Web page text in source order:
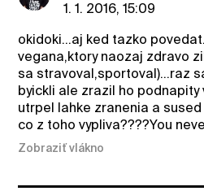
1. 1. 2016, 15:09
okidoki...aj ked tazko
vegana,ktory naozaj zdravo
sa stravoval,sportoval)...raz
byickli ale zrazil ho
utrpel lahke zranenia a
co z toho vypliva????You
Zobraziť vlákno